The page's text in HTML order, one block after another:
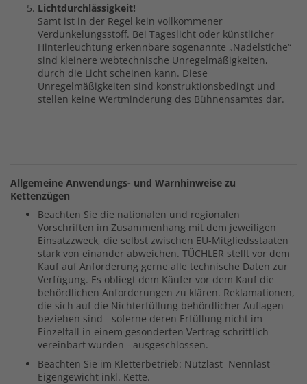
Lichtdurchlässigkeit!
Samt ist in der Regel kein vollkommener
Verdunkelungsstoff. Bei Tageslicht oder künstlicher
Hinterleuchtung erkennbare sogenannte „Nadelstiche“
sind kleinere webtechnische Unregelmäßigkeiten,
durch die Licht scheinen kann. Diese
Unregelmäßigkeiten sind konstruktionsbedingt und
stellen keine Wertminderung des Bühnensamtes dar.
Allgemeine Anwendungs- und Warnhinweise zu
Kettenzügen
Beachten Sie die nationalen und regionalen
Vorschriften im Zusammenhang mit dem jeweiligen
Einsatzzweck, die selbst zwischen EU-Mitgliedsstaaten
stark von einander abweichen. TÜCHLER stellt vor dem
Kauf auf Anforderung gerne alle technische Daten zur
Verfügung. Es obliegt dem Käufer vor dem Kauf die
behördlichen Anforderungen zu klären. Reklamationen,
die sich auf die Nichterfüllung behördlicher Auflagen
beziehen sind - soferne deren Erfüllung nicht im
Einzelfall in einem gesonderten Vertrag schriftlich
vereinbart wurden - ausgeschlossen.
Beachten Sie im Kletterbetrieb: Nutzlast=Nennlast -
Eigengewicht inkl. Kette.